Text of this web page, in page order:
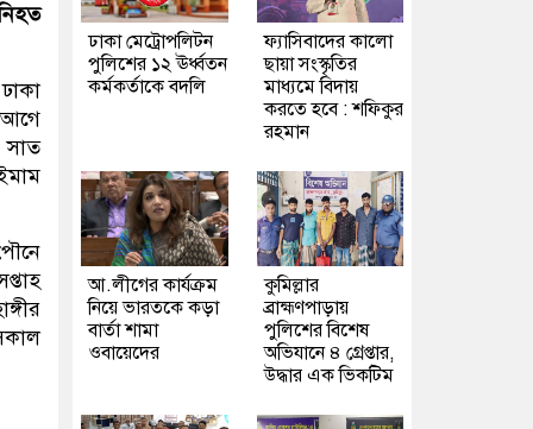
আগে
সাত
ঢাকা মেট্রোপলিটন
পুলিশের ১২ ঊর্ধ্বতন
কর্মকর্তাকে বদলি
ফ্যাসিবাদের কালো
ছায়া সংস্কৃতির
মাধ্যমে বিদায়
করতে হবে : শফিকুর
রহমান
আ.লীগের কার্যক্রম
নিয়ে ভারতকে কড়া
বার্তা শামা
ওবায়েদের
কুমিল্লার
ব্রাহ্মণপাড়ায়
পুলিশের বিশেষ
অভিযানে ৪ গ্রেপ্তার,
উদ্ধার এক ভিকটিম